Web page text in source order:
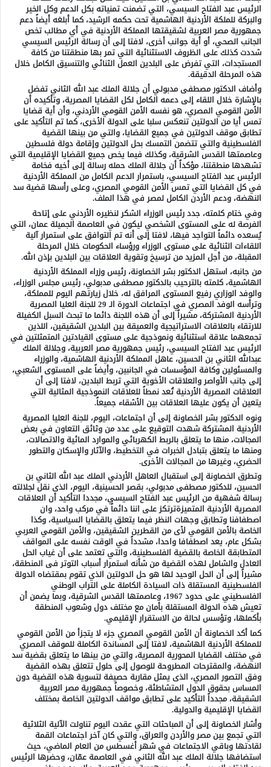
الرئيس عبد الفتاح السيسي، التي تضمنت تمنياته بكل الدعم وكل الخير
والبركة للملكة الأردنية الهاشمية تحت حكمه الرشيد، كما أبلغه أيضاً دعم
جمهورية مصر العربية لشقيقتها المملكة الأردنية في أي مطالب تخص
الجانب الصحي، أو أية جوانب أخرى، لافتا إلى أن رسالة الرئيس السيسي
شددت كذلك على الظروف الاستثنائية التي تمر بها منطقتنا من كافة
المستجدات، التي تفرض على البلدين العمل الثنائي والتنسيق الكامل خلال
هذه المرحلة الدقيقة.
وأضاف الدكتور مصطفى مدبولي أن جلالة الملك عبد الله الثاني تفضل
بالإشارة خلال اللقاء إلى دعمه الكامل لكل القضايا المصرية، وتأكيده أن
الأمن القومي المصري، هو نفسه الأمن القومي الأردني، وأن أية قضايا
تمس أيا من الدولتين تنعكس سلبا على الدولة الأخرى، كما تم التأكيد على
تطابق موقف الدولتين في جميع القضايا، والتي من بينها القضية
الفلسطينية والتي تتضمن التمسك بحل الدولتين وإقامة دولة فلسطين
وعاصمتها القدس الشرقية، وكذلك فيما يخص جميع القضايا الإقليمية التي
تشهدها منطقتنا، مؤكداً أن جلالة الملك حمله رسالة إلى أخيه فخامة
الرئيس عبد الفتاح السيسي، باستمرار الدعم الكامل من المملكة الأردنية
في كل القضايا التي تمس الأمن القومي المصري، وعلى رأسها قضية سد
النهضة، ودعم الأردن الكامل لمصر في هذا الملف.
وفي ختام كلمته، جدد رئيس الوزراء الشكر لنظيره الأردني على إتاحة
الفرصة له على المستوى الشخصي ليكون في العاصمة الجميلة عمان، التي
يُسعده دائماً التواجد فيها، لافتا إلى أنه تم التوافق على استمرار آلية
اللقاءات الثنائية على مستوى الوزراء ورؤساء الحكومات خلال المرحلة
المقبلة، من أجل المزيد من ترسيخ وتقوية العلاقات بين البلدين بإذن الله.
من جانبه، استهل الدكتور بشر الخصاونة، رئيس وزراء المملكة الأردنية
الهاشمية، كلمته بالترحيب بالدكتور مصطفى مدبولي، رئيس مجلس الوزراء،
والوفد الوزاري رفيع المستوى المرافق له، خلال زيارتهم اليوم للمملكة،
وترأسه الوفد المصري في اجتماعات الدورة الـ 29 للجنة العليا المصرية
الأردنية المشتركة، مشيراً إلى أن هذه اللجنة دائما ما تبحث السبل الكفيلة
للارتقاء بالعلاقات الاستراتيجية والعميقة بين البلدين الشقيقين، اللذين
تجمعهما علاقة استثنائية ونموذجية على مستوى القيادتين المتمثلتين في
الرئيس عبد الفتاح السيسي، رئيس جمهورية مصر العربية، وجلالة الملك
عبدالله الثاني بن الحسين، عاهل المملكة الأردنية الهاشمية، والوزراء
والمسئولين وكافة المؤسسات في الجانبين، وأيضاً على المستوى الشعبي،
إلى جانب الأواصر والعلاقات الأخوية التي تربط البلدين، لافتا إلى أن
العلاقات المصرية الأردنية تُعد نمطاً للعلاقات النموذجية المثالية التي
يتعين أن يكون عليها العلاقات بين الأشقاء جميعاً.
ونوه الدكتور بشر الخصاونة إلى أن اجتماعات، اليوم، للجنة العليا المصرية
الأردنية المشتركة شهدت التوقيع على عدد من وثائق التعاون في بعض
المجالات، منها ما يتعلق بالربط الكهربائي والموارد المائية والاتصالات،
ومنها ما يتعلق بتبادل الخبرات في التخطيط، والآثار والإسكان والتطور
الحضري، وغيرها من المجالات الأخرى.
وتطرق الخصاونة إلى استقبال العاهل الأردني الملك عبد الله الثاني بن
الحسين، للدكتور مصطفى مدبولي، بقصر الحسينية، اليوم، الذى نقل لجلالته
رسالة شفهية من الرئيس عبد الفتاح السيسي، مجددا التأكيد أن العلاقات
المصرية الأردنية المتميزةترتكز على اننا دائماً في مركب واحد، وان
اصطفافنا وتطابق وجهات النظر فيما يتعلق بالقضايا السياسية، وكذا
الخاصة بالأمن القومي لأى من القطرين الشقيقين، والأمن القومي العربي
بشكل عام، يعد اصطفافا واحدا، مشدداً في الوقت نفسه على المواقف
المتطابقة الخاصة بالقضية الفلسطينية، والتي تعتمد على أن غياب الحل
العادل والشامل لهذه القضية من شأنه استمرار أسباب التوتر فى المنطقة،
مشيراً إلى أن الحل الوحيد لها هو حل الدولتين الذي تقوم بمقتضاه الدولة
الفلسطينية المستقلة ذات السيادة الكاملة على التراب الوطني
الفلسطيني على حدود 1967، وعاصمتها القدس الشرقية، وبما يضمن أن
تعيش هذه الدولة المستقلة بأمان مع مختلف دول وشعوب المنطقة
بأكملها، وتؤسس لحالة من الاستقرار الإقليمي.
كما أكد الخصاونة أن الأمن القومي المصري جزء لا يتجزأ من الأمن القومي
للمملكة الأردنية الهاشمية، لافتا إلى المساندة الكاملة للموقف المصري
في مختلف القضايا المحورية المصرية، والتي من بينها ما يتعلق بقضية سد
النهضة، والمقترحات المطروحة للوصول إلى حلول تتعلق بهذه القضية
وفق التصور المصري، الذى يمثل مقاربة حصيفة لتسوية هذه القضية دون
المساس بحقوق الدول المتشاطئة، وخصوصاً جمهورية مصر العربية
الشقيقة، مجدداً التأكيد على تطابق مواقف الدولتين الخاصة بمختلف
القضايا الإقليمية والدولية.
وأشار الخصاونة إلى أن المباحثات التي عقدت اليوم تناولت الآلية الثلاثية
التي تجمع بين مصر والأردن والعراق، والتي كان آخر اجتماعات القمة
لقادتها وباقي الاجتماعات في شهر أغسطس من العام الماضي، حيث
استضافها جلالة الملك عبد الله الثاني في العاصمة عمّان، وحضرها الرئيس